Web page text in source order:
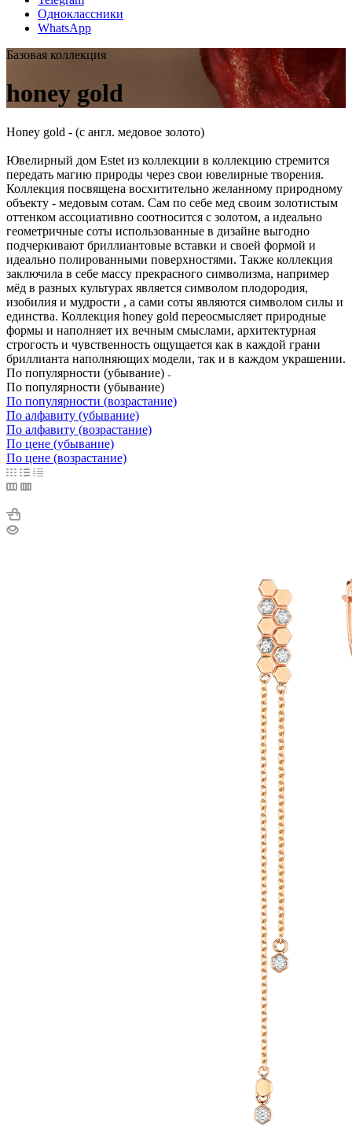
Одноклассники
WhatsApp
Базовая коллекция
honey gold
Honey gold - (с англ. медовое золото)
Ювелирный дом Estet из коллекции в коллекцию стремится
передать магию природы через свои ювелирные творения.
Коллекция посвящена восхитительно желанному природному
объекту - медовым сотам. Сам по себе мед своим золотистым
оттенком ассоциативно соотносится с золотом, а идеально
геометричные соты использованные в дизайне выгодно
подчеркивают бриллиантовые вставки и своей формой и
идеально полированными поверхностями. Также коллекция
заключила в себе массу прекрасного символизма, например
мёд в разных культурах является символом плодородия,
изобилия и мудрости , а сами соты являются символом силы и
единства. Коллекция honey gold переосмысляет природные
формы и наполняет их вечным смыслами, архитектурная
строгость и чувственность ощущается как в каждой грани
бриллианта наполняющих модели, так и в каждом украшении.
По популярности (убывание)
По популярности (убывание)
По популярности (возрастание)
По алфавиту (убывание)
По алфавиту (возрастание)
По цене (убывание)
По цене (возрастание)